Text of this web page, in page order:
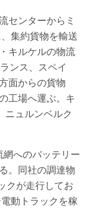
センターからミ
集約貨物を輸送
キルケルの物流
ンス、スペイ
面からの貨物
工場へ運ぶ。キ
ニュルンベルク
へのバッテリー
。同社の調達物
クが走行してお
動トラックを稼